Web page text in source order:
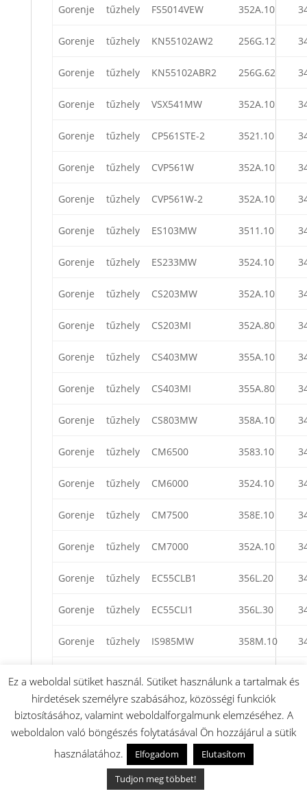
Gorenje tűzhely FS5014VEW 352A.10
Gorenje tűzhely KN55102AW2 256G.12
Gorenje tűzhely KN55102ABR2 256G.62
Gorenje tűzhely VSX541MW 352A.10
Gorenje tűzhely CP561STE-2 3521.10
Gorenje tűzhely CVP561W 352A.10
Gorenje tűzhely CVP561W-2 352A.10
Gorenje tűzhely ES103MW 3511.10
Gorenje tűzhely ES233MW 3524.10
Gorenje tűzhely CS203MW 352A.10
Gorenje tűzhely CS203MI 352A.80
Gorenje tűzhely CS403MW 355A.10
Gorenje tűzhely CS403MI 355A.80
Gorenje tűzhely CS803MW 358A.10
Gorenje tűzhely CM6500 3583.10
Gorenje tűzhely CM6000 3524.10
Gorenje tűzhely CM7500 358E.10
Gorenje tűzhely CM7000 352A.10
Gorenje tűzhely EC55CLB1 356L.20
Gorenje tűzhely EC55CLI1 356L.30
Gorenje tűzhely IS985MW 358M.10
Gorenje tűzhely EC55325AW 355A.10
Gorenje tűzhely EC55325AX 355A.80
tűzhely K55206AW2 256H.13
Ez a weboldal sütiket használ. Sütiket használunk a tartalmak és
hirdetések személyre szabásához, közösségi funkciók
biztosításához, valamint weboldalforgalmunk elemzéséhez. A
weboldalon való böngészés folytatásával Ön hozzájárul a sütik
használatához.
Elfogadom
Elutasítom
Tudjon meg többet!